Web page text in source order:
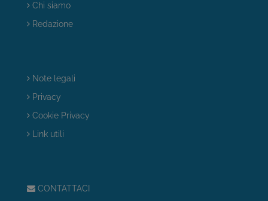
Chi siamo
Redazione
Note legali
Privacy
Cookie Privacy
Link utili
CONTATTACI